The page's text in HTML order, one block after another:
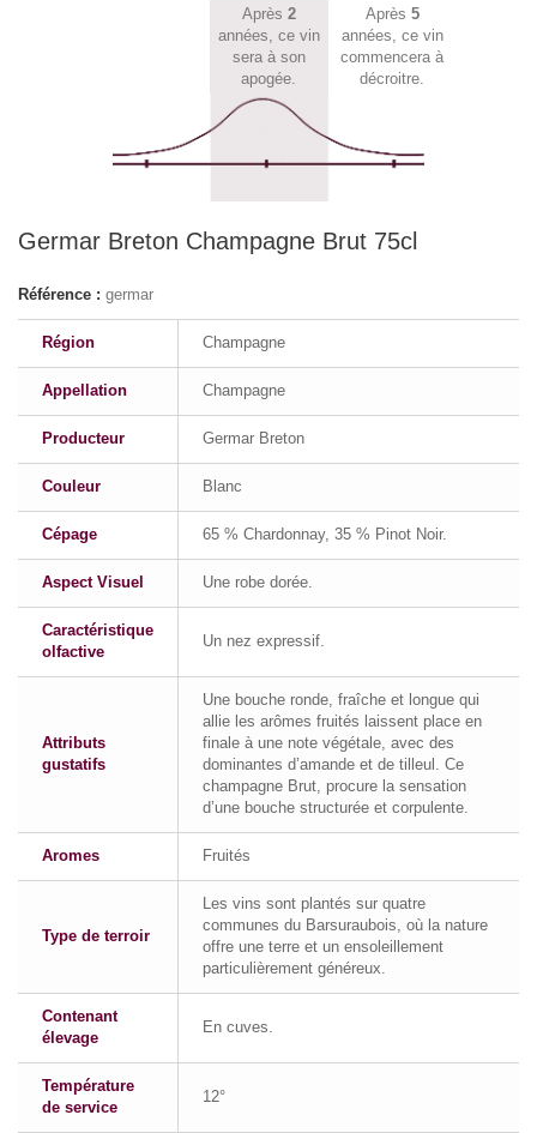
Après 2
années, ce vin
sera à son
apogée.
Après 5
années, ce vin
commencera à
décroitre.
Germar Breton Champagne Brut 75cl
Référence : germar
Région Champagne
Appellation Champagne
Producteur Germar Breton
Couleur Blanc
Cépage 65 % Chardonnay, 35 % Pinot Noir.
Aspect Visuel Une robe dorée.
Caractéristique
olfactive
Un nez expressif.
Attributs
gustatifs
Une bouche ronde, fraîche et longue qui
allie les arômes fruités laissent place en
finale à une note végétale, avec des
dominantes d’amande et de tilleul. Ce
champagne Brut, procure la sensation
d’une bouche structurée et corpulente.
Aromes Fruités
Type de terroir
Les vins sont plantés sur quatre
communes du Barsuraubois, où la nature
offre une terre et un ensoleillement
particulièrement généreux.
Contenant
élevage
En cuves.
Température
de service
12°